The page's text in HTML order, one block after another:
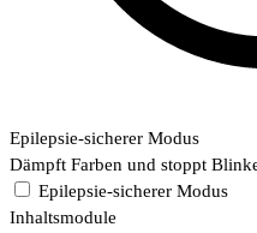
Epilepsie-sicherer Modus
Dämpft Farben und stoppt
Epilepsie-sicherer Modus
Inhaltsmodule